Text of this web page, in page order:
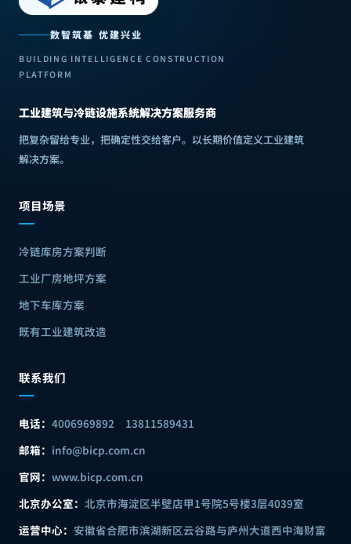
数智筑基 优建兴业
BUILDING INTELLIGENCE CONSTRUCTION
PLATFORM
工业建筑与冷链设施系统解决方案服务商
把复杂留给专业，把确定性交给客户。 以长期价值定义工业建筑
解决方案。
项目场景
冷链库房方案判断
工业厂房地坪方案
地下车库方案
既有工业建筑改造
联系我们
电话： 4006969892
13811589431
邮箱： info@bicp.com.cn
官网： www.bicp.com.cn
北京办公室： 北京市海淀区半壁店甲1号院5号楼3层4039室
运营中心： 安徽省合肥市滨湖新区云谷路与庐州大道西中海财富